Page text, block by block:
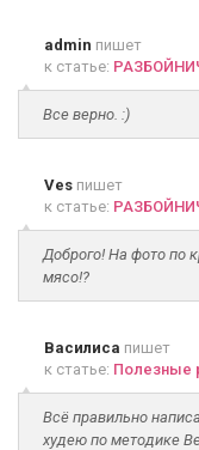
admin пишет
к статье:
Все верно. :)
Ves пишет
к статье:
Доброго! На фото по
мясо!?
Василиса пишет
к статье: Полезные
Всё правильно
худею по методике